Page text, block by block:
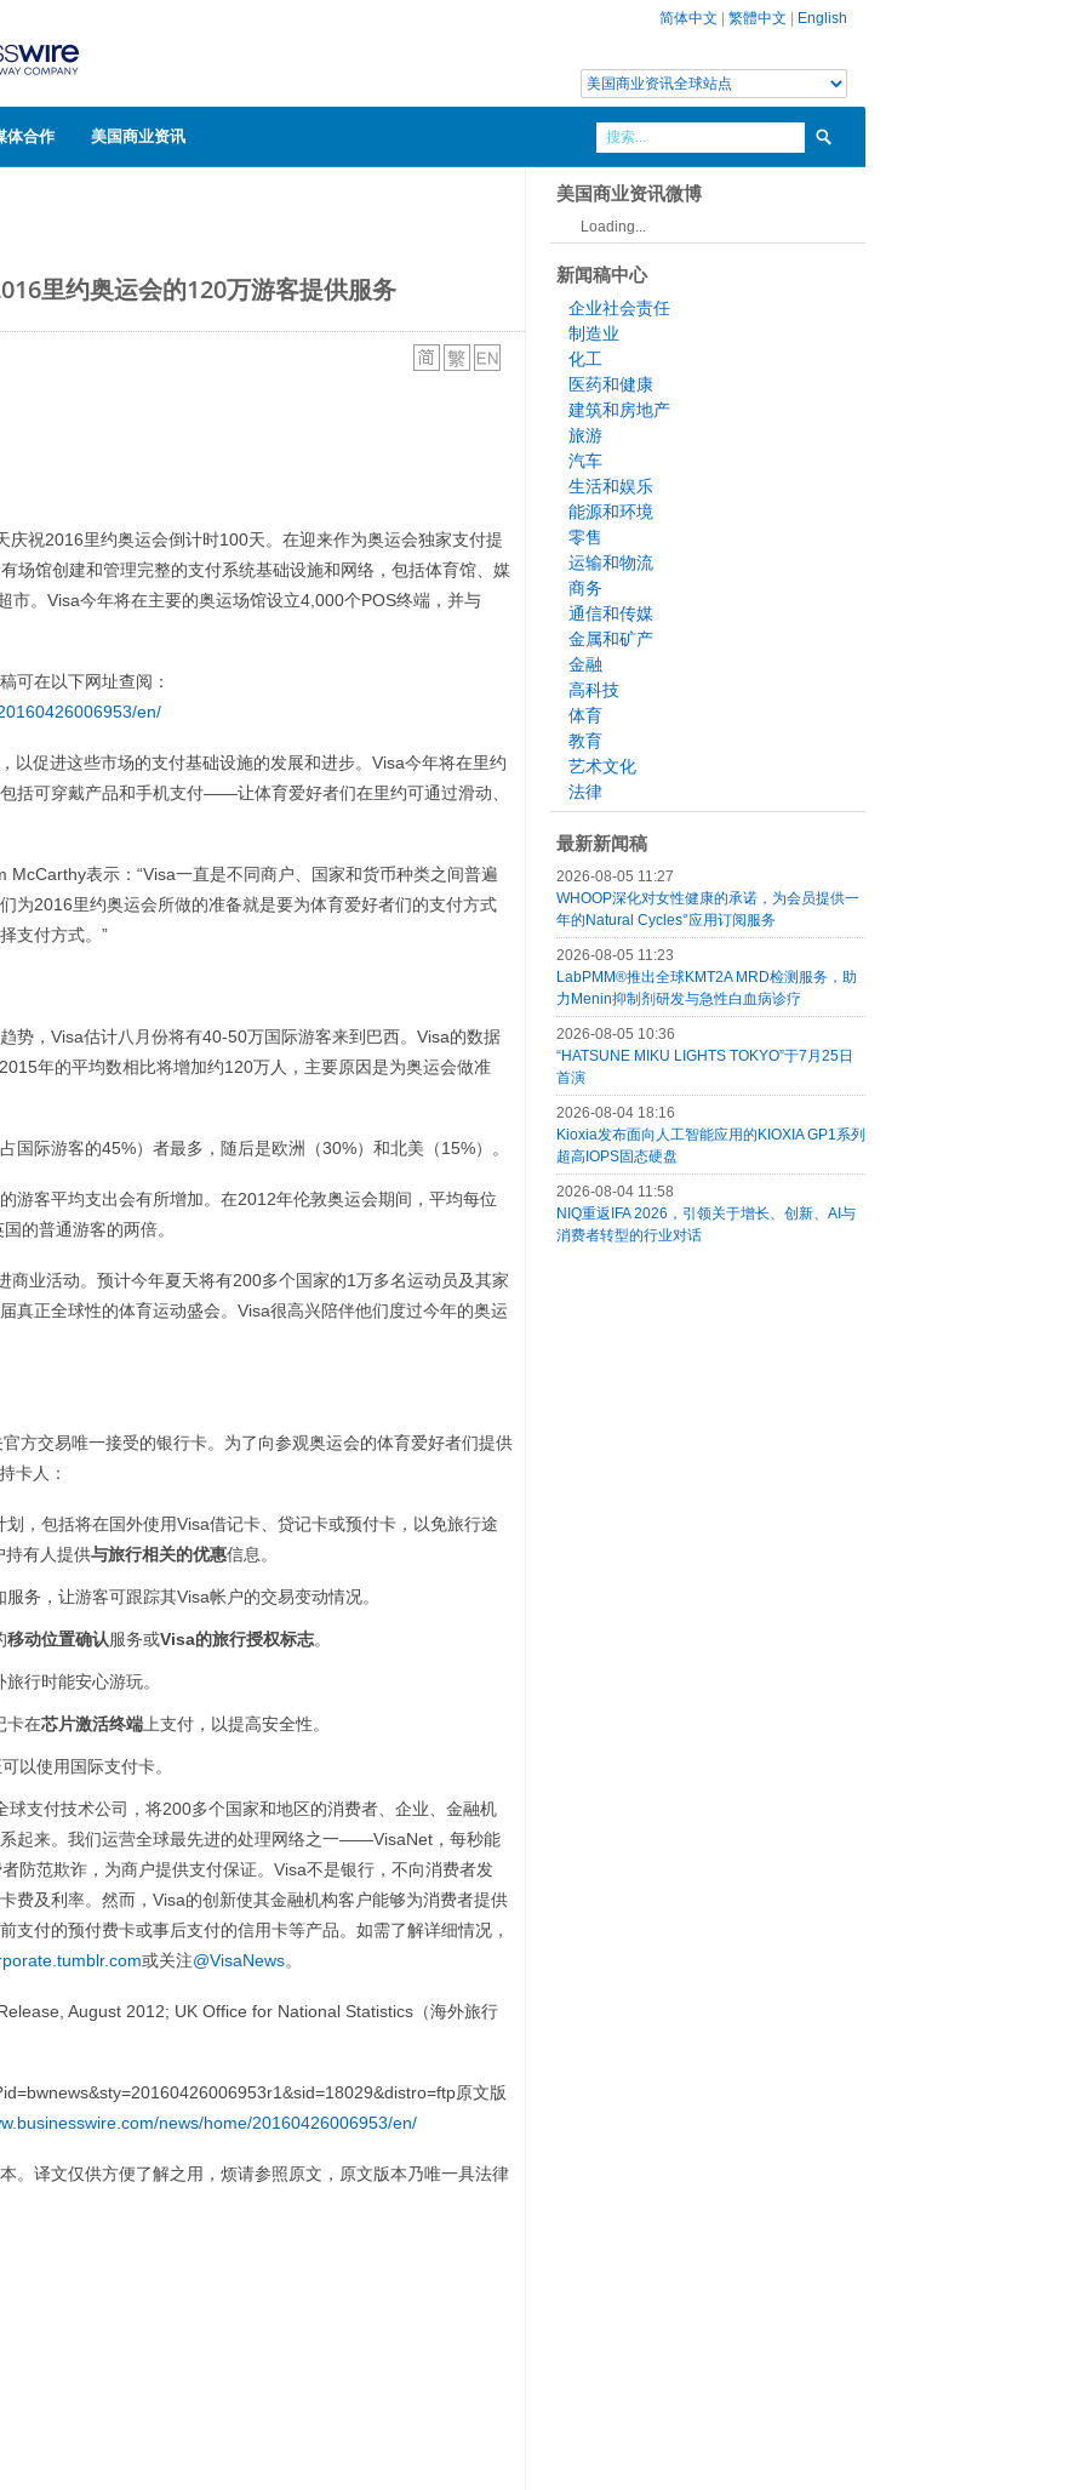
简体中文 繁體中文 English
体合作 美国商业资讯
里约奥运会的120万游客提供服务
祝2016里约奥运会倒计时100天。在迎来作为奥运会独家支付提
场馆创建和管理完整的支付系统基础设施和网络，包括体育馆、媒
市。Visa今年将在主要的奥运场馆设立4,000个POS终端，并与
可在以下网址查阅：
en/
以促进这些市场的支付基础设施的发展和进步。Visa今年将在里约
括可穿戴产品和手机支付——让体育爱好者们在里约可通过滑动、
表示：“Visa一直是不同商户、国家和货币种类之间普遍
为2016里约奥运会所做的准备就是要为体育爱好者们的支付方式
支付方式。”
势，Visa估计八月份将有40-50万国际游客来到巴西。Visa的数据
年的平均数相比将增加约120万人，主要原因是为奥运会做准
国际游客的45%）者最多，随后是欧洲（30%）和北美（15%）。
游客平均支出会有所增加。在2012年伦敦奥运会期间，平均每位
的普通游客的两倍。
商业活动。预计今年夏天将有200多个国家的1万多名运动员及其家
真正全球性的体育运动盛会。Visa很高兴陪伴他们度过今年的奥运
方交易唯一接受的银行卡。为了向参观奥运会的体育爱好者们提供
卡人：
划，包括将在国外使用Visa借记卡、贷记卡或预付卡，以免旅行途
持有人提供与旅行相关的优惠信息。
务，让游客可跟踪其Visa帐户的交易变动情况。
移动位置确认服务或Visa的旅行授权标志。
行时能安心游玩。
卡在芯片激活终端 上支付，以提高安全性。
以使用国际支付卡。
球支付技术公司，将200多个国家和地区的消费者、企业、金融机
起来。我们运营全球最先进的处理网络之一——VisaNet，每秒能
防范欺诈，为商户提供支付保证。Visa不是银行，不向消费者发
费及利率。然而，Visa的创新使其金融机构客户能够为消费者提供
支付的预付费卡或事后支付的信用卡等产品。如需了解详细情况，
或关注@VisaNews。
August 2012; UK Office for National Statistics（海外旅行
原文版
news/home/20160426006953/en/
。译文仅供方便了解之用，烦请参照原文，原文版本乃唯一具法律
美国商业资讯微博
Loading...
新闻稿中心
企业社会责任
制造业
化工
医药和健康
建筑和房地产
旅游
汽车
生活和娱乐
能源和环境
零售
运输和物流
商务
通信和传媒
金属和矿产
金融
高科技
体育
教育
艺术文化
法律
最新新闻稿
2026-08-05 11:27
WHOOP深化对女性健康的承诺，为会员提供一
年的Natural Cycles°应用订阅服务
2026-08-05 11:23
LabPMM®推出全球KMT2A MRD检测服务，助
力Menin抑制剂研发与急性白血病诊疗
2026-08-05 10:36
“HATSUNE MIKU LIGHTS TOKYO”于7月25日
首演
2026-08-04 18:16
Kioxia发布面向人工智能应用的KIOXIA GP1系列
超高IOPS固态硬盘
2026-08-04 11:58
NIQ重返IFA 2026，引领关于增长、创新、AI与
消费者转型的行业对话